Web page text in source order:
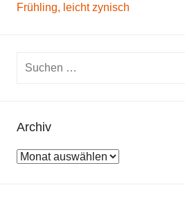
Frühling, leicht zynisch
n
Archiv
A